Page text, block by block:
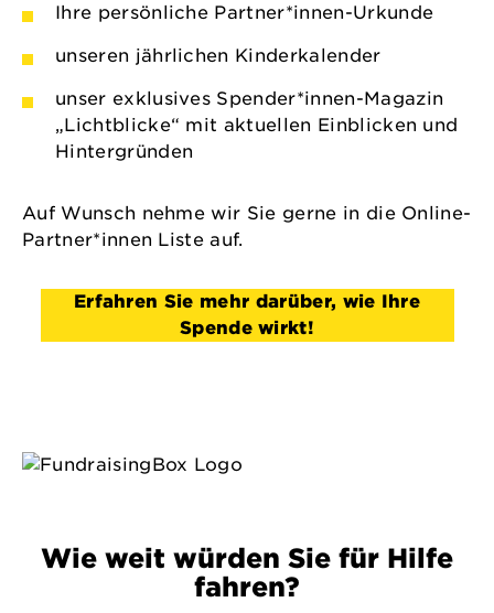
Ihre persönliche Partner*innen-Urkunde
unseren jährlichen Kinderkalender
unser exklusives Spender*innen-Magazin
„Lichtblicke“ mit aktuellen Einblicken und
Hintergründen
Auf Wunsch nehme wir Sie gerne in die Online-
Partner*innen Liste auf.
Erfahren Sie mehr darüber, wie Ihre
Spende wirkt!
Wie weit würden Sie für Hilfe
fahren?